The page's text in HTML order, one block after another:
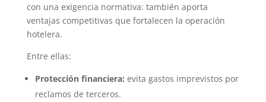
con una exigencia normativa: también aporta
ventajas competitivas que fortalecen la operación
hotelera.
Entre ellas:
Protección financiera: evita gastos imprevistos por
reclamos de terceros.